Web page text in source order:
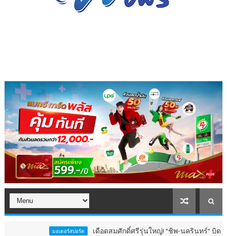
เดือดสมศักดิ์ศรีรุ่นใหญ่! “ชิพ-นครินทร์” บิด Honda